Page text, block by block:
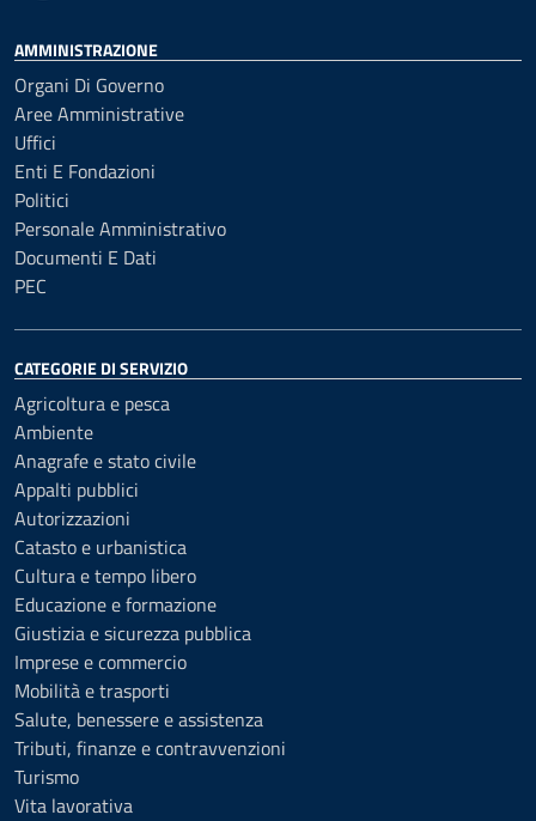
AMMINISTRAZIONE
Organi Di Governo
Aree Amministrative
Uffici
Enti E Fondazioni
Politici
Personale Amministrativo
Documenti E Dati
PEC
CATEGORIE DI SERVIZIO
Agricoltura e pesca
Ambiente
Anagrafe e stato civile
Appalti pubblici
Autorizzazioni
Catasto e urbanistica
Cultura e tempo libero
Educazione e formazione
Giustizia e sicurezza pubblica
Imprese e commercio
Mobilità e trasporti
Salute, benessere e assistenza
Tributi, finanze e contravvenzioni
Turismo
Vita lavorativa